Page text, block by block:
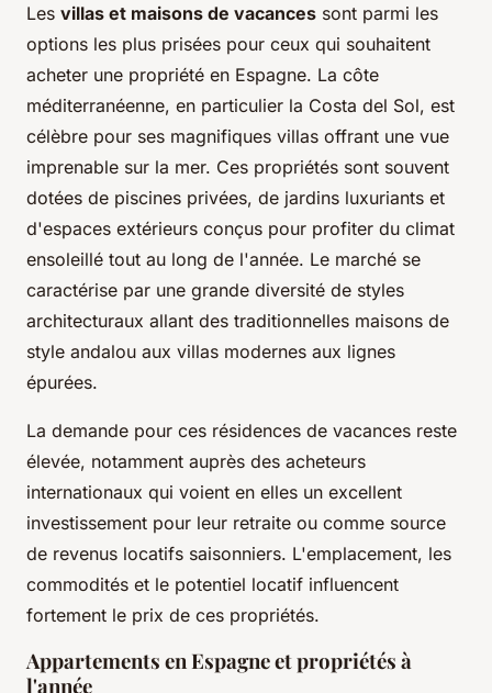
Les villas et maisons de vacances sont parmi les
options les plus prisées pour ceux qui souhaitent
acheter une propriété en Espagne. La côte
méditerranéenne, en particulier la Costa del Sol, est
célèbre pour ses magnifiques villas offrant une vue
imprenable sur la mer. Ces propriétés sont souvent
dotées de piscines privées, de jardins luxuriants et
d'espaces extérieurs conçus pour profiter du climat
ensoleillé tout au long de l'année. Le marché se
caractérise par une grande diversité de styles
architecturaux allant des traditionnelles maisons de
style andalou aux villas modernes aux lignes
épurées.
La demande pour ces résidences de vacances reste
élevée, notamment auprès des acheteurs
internationaux qui voient en elles un excellent
investissement pour leur retraite ou comme source
de revenus locatifs saisonniers. L'emplacement, les
commodités et le potentiel locatif influencent
fortement le prix de ces propriétés.
Appartements en Espagne et propriétés à
l'année